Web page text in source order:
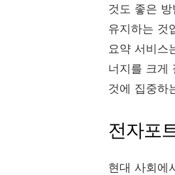
것도 좋은
유지하는 것
요약 서비스
너지를 크게
것에 집중하
전자포
현대 사회에